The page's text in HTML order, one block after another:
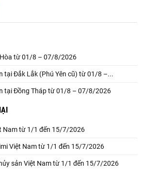
từ 01/8 – 07/8/2026
tại Đắk Lắk (Phú Yên cũ) từ 01/8 –...
tại Đồng Tháp từ 01/8 – 07/8/2026
Nam từ 1/1 đến 15/7/2026
Việt Nam từ 1/1 đến 15/7/2026
sản Việt Nam từ 1/1 đến 15/7/2026